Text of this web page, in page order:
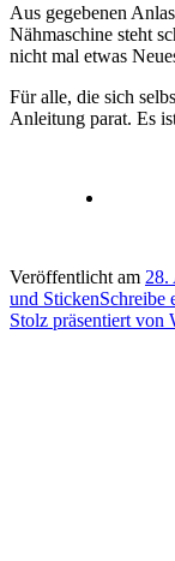
Aus gegebenen
Nähmaschine steht
nicht mal etwas
Für alle, die sich
Anleitung parat. Es
Veröffentlicht am 28.
und StickenSchreibe
Stolz präsentiert von